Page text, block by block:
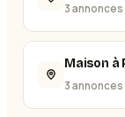
3 annonces
Maison à
3 annonces